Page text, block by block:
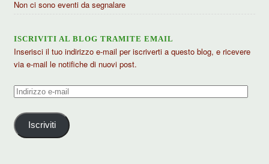
Non ci sono eventi da segnalare
ISCRIVITI AL BLOG TRAMITE EMAIL
Inserisci il tuo indirizzo e-mail per iscriverti a questo blog, e ricevere
via e-mail le notifiche di nuovi post.
Indirizzo
mail
Iscriviti